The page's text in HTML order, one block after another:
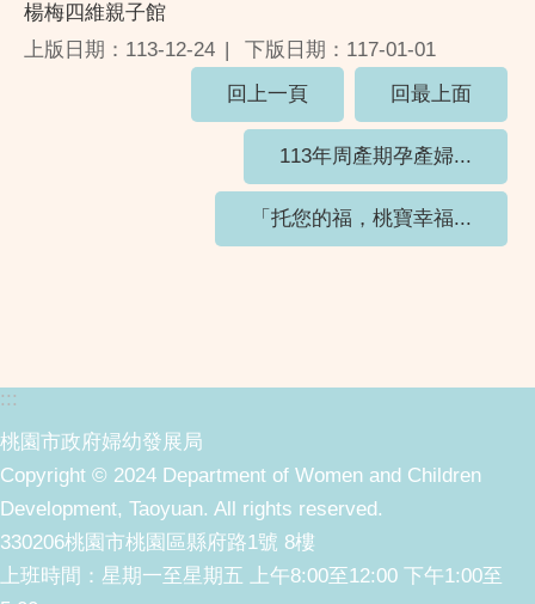
楊梅四維親子館
上版日期：113-12-24
下版日期：117-01-01
回上一頁
回最上面
113年周產期孕產婦...
「托您的福，桃寶幸福...
:::
桃園市政府婦幼發展局
Copyright © 2024 Department of Women and Children
Development, Taoyuan. All rights reserved.
330206桃園市桃園區縣府路1號 8樓
上班時間：星期一至星期五 上午8:00至12:00 下午1:00至